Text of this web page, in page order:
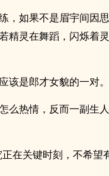
，如果不是眉宇间因
精灵在舞蹈，闪烁着
是郎才女貌的一对。
么热情，反而一副生
在关键时刻，不希望